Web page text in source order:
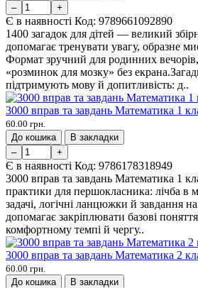
–
+
Є в наявності Код: 9789661092890
1400 загадок для дітей — великий
допомагає тренувати увагу, образне
Формат зручний для родинних
«розминок для мозку» без
підтримують мову й допитливість: д..
3000 вправ та завдань Математика 1
60.00 грн.
До кошика
В закладки
–
+
Є в наявності Код: 9786178318949
3000 вправ та завдань Математика 1
практики для першокласника: лічба в
задачі, логічні ланцюжки й завдання
допомагає закріплювати базові
комфортному темпі й чергу..
3000 вправ та завдань Математика 2
60.00 грн.
До кошика
В закладки